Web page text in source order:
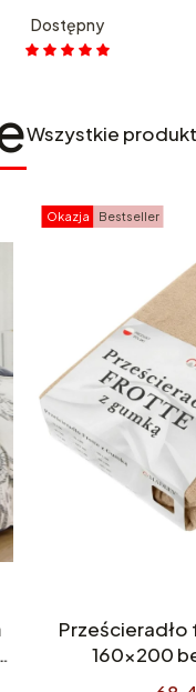
Dostępny
Wszystkie
Okazja Bestseller
160x200